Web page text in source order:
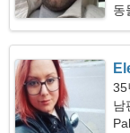
동
35
남